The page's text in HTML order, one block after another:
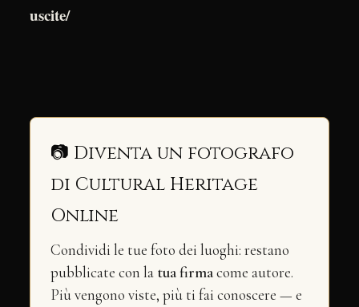
uscite/
📷 Diventa un fotografo
di Cultural Heritage
Online
Condividi le tue foto dei luoghi: restano
pubblicate con la tua firmacome autore.
Più vengono viste, più ti fai conoscere — e